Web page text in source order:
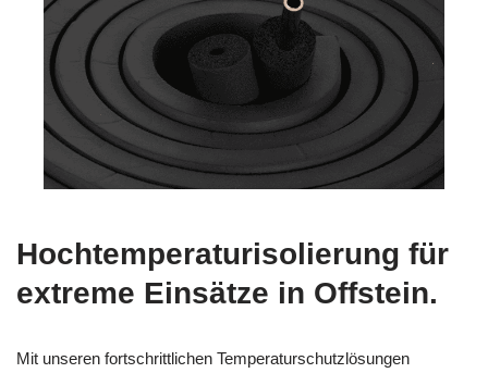
Hochtemperaturisolierung für
extreme Einsätze in Offstein.
Mit unseren fortschrittlichen Temperaturschutzlösungen